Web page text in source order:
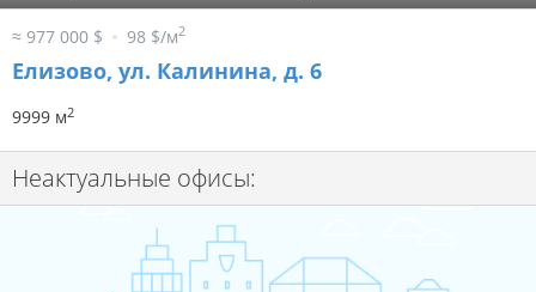
≈ 977 000 $ 98 $/м2
Елизово, ул. Калинина, д. 6
9999 м2
Неактуальные офисы: